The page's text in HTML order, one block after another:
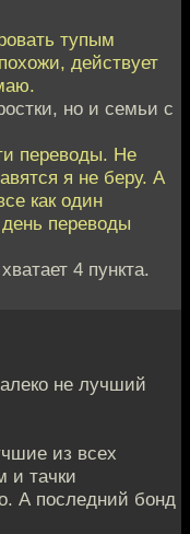
тупым
действует
но и семьи с
переводы. Не
я не беру. А
как один
переводы
4 пункта.
не лучший
из всех
и тачки
А последний бонд